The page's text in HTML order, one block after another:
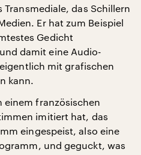
das Schillern
Er hat zum Beispiel
Gedicht
damit eine Audio-
mit grafischen
kann.
einem französischen
imitiert hat, das
eingespeist, also eine
und geguckt, was